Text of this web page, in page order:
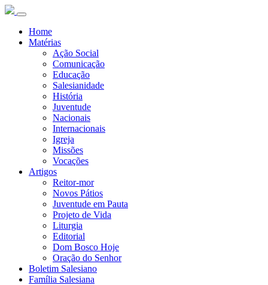
Home
Matérias
Ação Social
Comunicação
Educação
Salesianidade
História
Juventude
Nacionais
Internacionais
Igreja
Missões
Vocações
Artigos
Reitor-mor
Novos Pátios
Juventude em Pauta
Projeto de Vida
Liturgia
Editorial
Dom Bosco Hoje
Oração do Senhor
Boletim Salesiano
Família Salesiana